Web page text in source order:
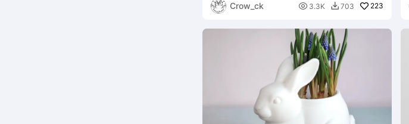
Crow_ck
 3.3K  703 223